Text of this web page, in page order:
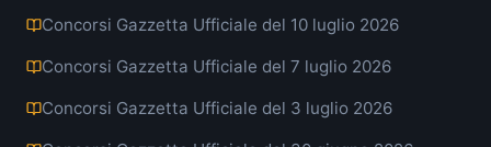
Concorsi Gazzetta Ufficiale del 10 luglio 2026
Concorsi Gazzetta Ufficiale del 7 luglio 2026
Concorsi Gazzetta Ufficiale del 3 luglio 2026